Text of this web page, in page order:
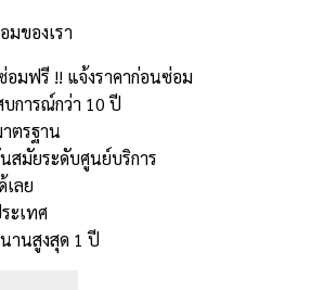
มของเรา
อมฟรี !! แจ้งราคาก่อนซ่อม
การณ์กว่า 10 ปี
ตรฐาน
สมัยระดับศูนย์บริการ
ลย
ะเทศ
านสูงสุด 1 ปี